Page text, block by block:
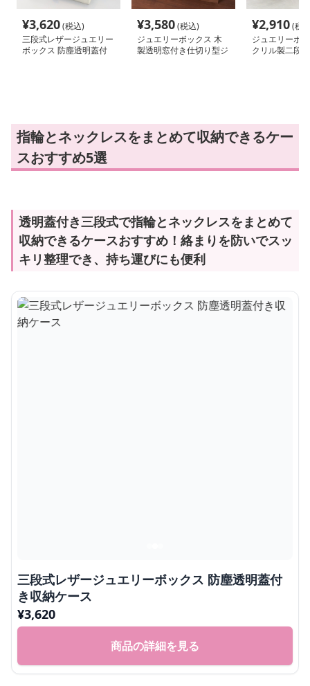
¥3,620(税込)
三段式レザージュエリー
ボックス 防塵透明蓋付
¥3,580(税込)
ジュエリーボックス 木
製透明窓付き仕切り型ジ
¥2,910(税
ジュエリーボ
クリル製二段
指輪とネックレスをまとめて収納できるケー
スおすすめ5選
透明蓋付き三段式で指輪とネックレスをまとめて
収納できるケースおすすめ！絡まりを防いでスッ
キリ整理でき、持ち運びにも便利
三段式レザージュエリーボックス 防塵透明蓋付
き収納ケース
¥3,620
商品の詳細を見る